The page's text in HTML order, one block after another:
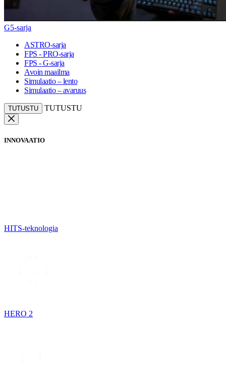
G5-sarja
ASTRO-sarja
FPS - PRO-sarja
FPS - G-sarja
Avoin maailma
Simulaatio – lento
Simulaatio – avaruus
TUTUSTU TUTUSTU
INNOVAATIO
HITS-teknologia
HERO 2